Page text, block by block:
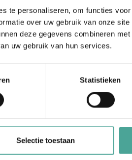
te personaliseren, om functies
over uw gebruik van onze
deze gegevens combineren
uw gebruik van hun services.
Statistieken
Selectie toestaan
en Dolomiti Superskibieden
Perfect voor een
van de Italiaanse keuken.
en is heel geschikt voor